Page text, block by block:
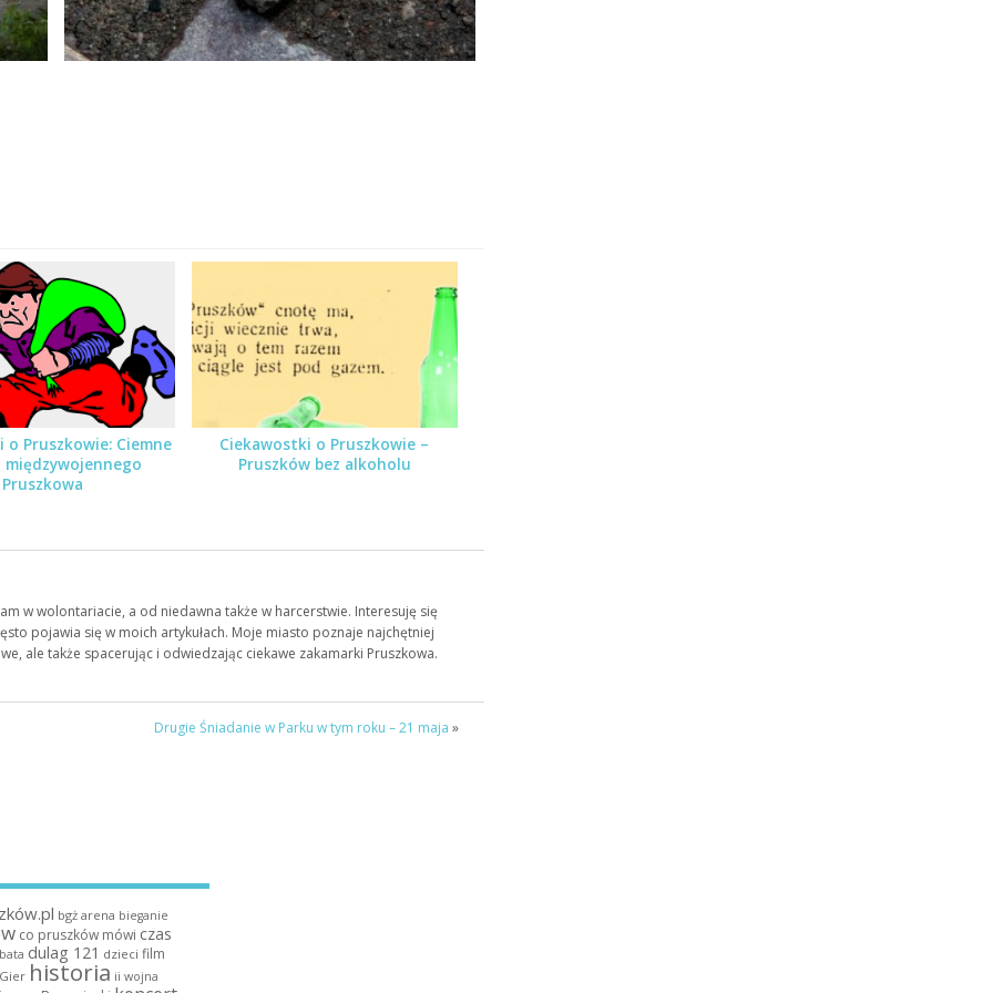
o Pruszkowie: Ciemne
międzywojennego
Pruszkowa
Ciekawostki o Pruszkowie –
Pruszków bez alkoholu
w wolontariacie, a od niedawna także w harcerstwie. Interesuję się
pojawia się w moich artykułach. Moje miasto poznaje najchętniej
ale także spacerując i odwiedzając ciekawe zakamarki Pruszkowa.
Drugie Śniadanie w Parku w tym roku – 21 maja »
bgż arena bieganie
co pruszków mówi czas
dulag 121 dzieci film
historia ii wojna